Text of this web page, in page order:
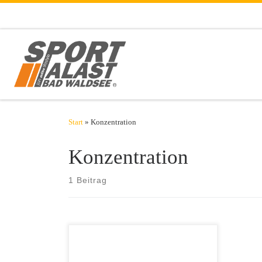
Start » Konzentration
Konzentration
1 Beitrag